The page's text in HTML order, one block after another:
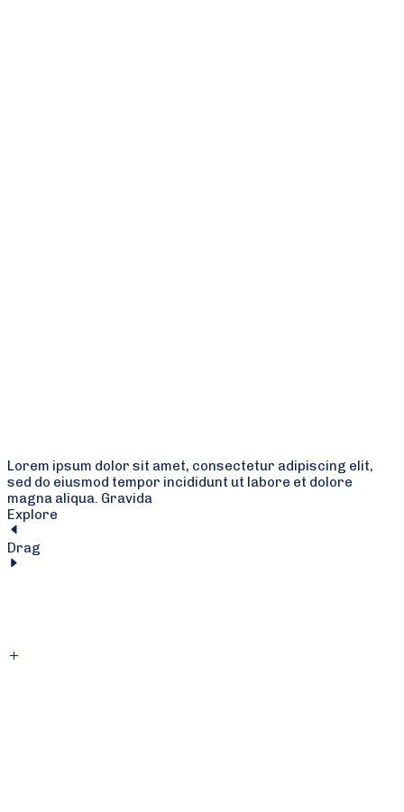
Lorem ipsum dolor sit amet, consectetur adipiscing elit,
sed do eiusmod tempor incididunt ut labore et dolore
magna aliqua. Gravida
Explore
Drag